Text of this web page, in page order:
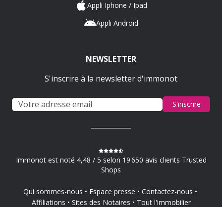
Appli Iphone / Ipad
Appli Android
NEWSLETTER
S'inscrire à la newsletter d'immonot
S'inscrire
Immonot est noté 4,48 / 5 selon 19 650 avis clients Trusted
Shops
Qui sommes-nous Espace presse
Contactez-nous
Affiliations
Sites des Notaires Tout l'immobilier